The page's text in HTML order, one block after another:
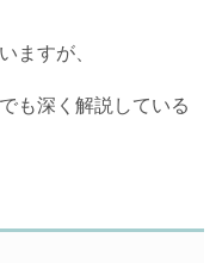
ますが、
も深く解説している